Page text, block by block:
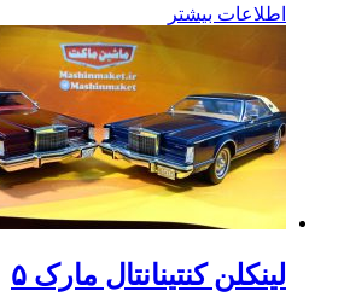
اطلاعات بیشتر
لینکلن کنتینانتال مارک ۵